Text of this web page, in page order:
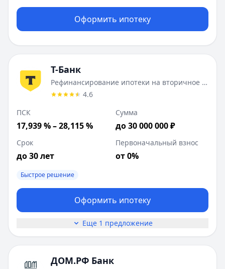
Оформить ипотеку
Т-Банк
Рефинансирование ипотеки на вторичное жилье
4.6
ПСК
17,939 % – 28,115 %
Сумма
до 30 000 000 ₽
Срок
до 30 лет
Первоначальный взнос
от 0%
Быстрое решение
Оформить ипотеку
Еще 1 предложение
ДОМ.РФ Банк